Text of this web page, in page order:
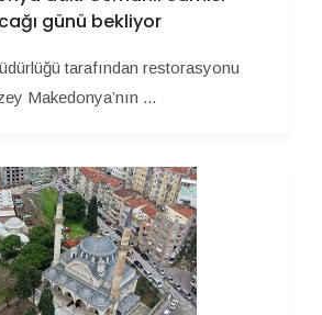
günü bekliyor
tarafından restorasyonu
Makedonya’nın ...